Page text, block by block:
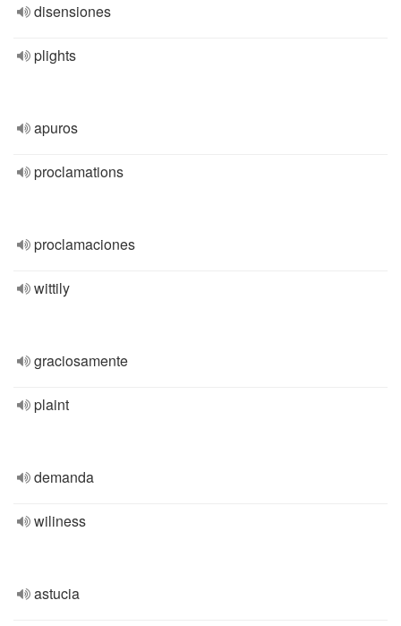
disensiones
plights
apuros
proclamations
proclamaciones
wittily
graciosamente
plaint
demanda
wiliness
astucia